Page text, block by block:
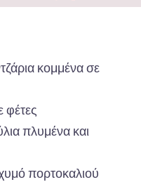
κομμένα σε
φέτες
πλυμένα και
πορτοκαλιού